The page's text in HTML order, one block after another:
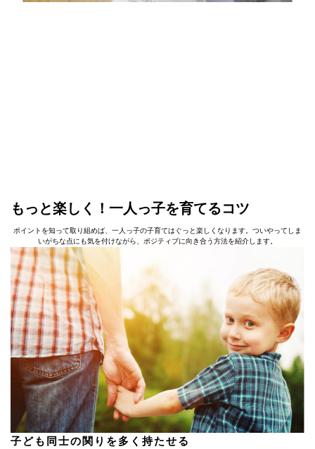
もっと楽しく！一人っ子を育てるコツ
ポイントを知って取り組めば、一人っ子の子育てはぐっと楽しくなります。ついやってしま
いがちな点にも気を付けながら、ポジティブに向き合う方法を紹介します。
子ども同士の関りを多く持たせる